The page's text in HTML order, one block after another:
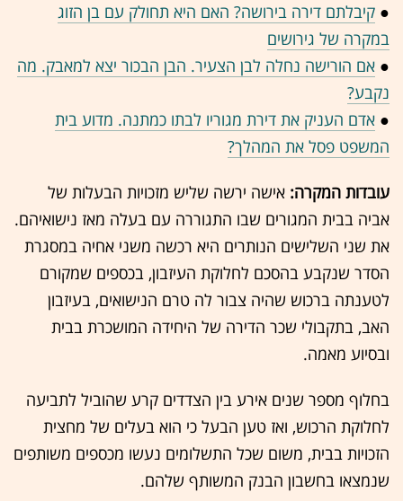
● קיבלתם דירה בירושה? האם היא תחולק עם בן הזוג
במקרה של גירושים
● אם הורישה נחלה לבן הצעיר. הבן הבכור יצא למאבק. מה
נקבע?
● אדם העניק את דירת מגוריו לבתו כמתנה. מדוע בית
המשפט פסל את המהלך?
עובדות המקרה: אישה ירשה שליש מזכויות הבעלות של
אביה בבית המגורים שבו התגוררה עם בעלה מאז נישואיהם.
את שני השלישים הנותרים היא רכשה משני אחיה במסגרת
הסדר שנקבע בהסכם לחלוקת העיזבון, בכספים שמקורם
לטענתה ברכוש שהיה צבור לה טרם הנישואים, בעיזבון
האב, בתקבולי שכר הדירה של היחידה המושכרת בבית
ובסיוע מאמה.
בחלוף מספר שנים אירע בין הצדדים קרע שהוביל לתביעה
לחלוקת הרכוש, ואז טען הבעל כי הוא בעלים של מחצית
הזכויות בבית, משום שכל התשלומים נעשו מכספים משותפים
שנמצאו בחשבון הבנק המשותף שלהם.